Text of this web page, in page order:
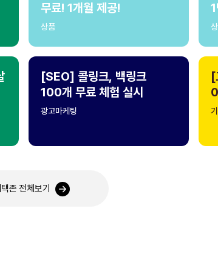
무료! 1개월 제공!
상품
[SEO] 콜링크, 백링크
100개 무료 체험 실시
광고마케팅
[
존 전체보기